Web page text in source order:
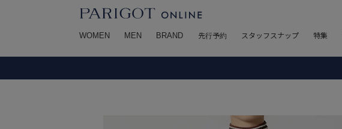
WOMEN MEN BRAND 先行予約 スタッフスナップ 特集